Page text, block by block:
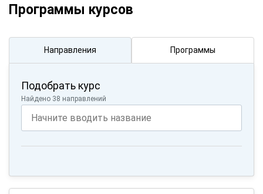
Программы курсов
Направления Программы
Подобрать курс
Найдено 38 направлений